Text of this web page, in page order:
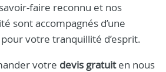
faire reconnu et nos
sont accompagnés d’une
pour votre tranquillité d’esprit.
votre devis gratuiten nous